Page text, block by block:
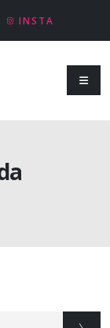
INSTA